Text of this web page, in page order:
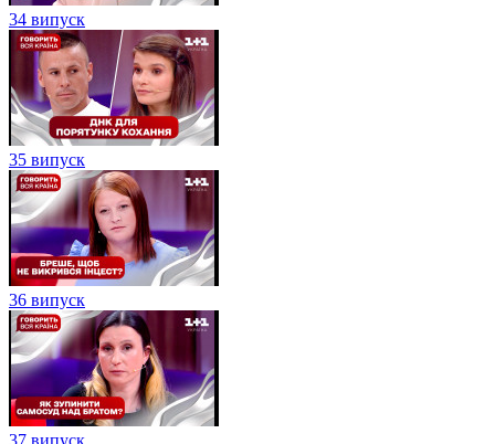
34 випуск
35 випуск
36 випуск
37 випуск